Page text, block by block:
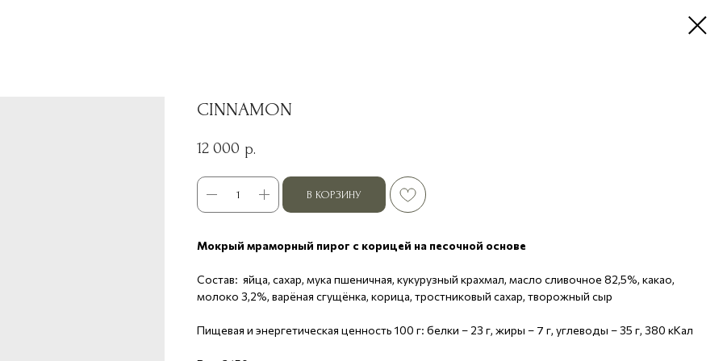
CINNAMON
12 000 р.
В КОРЗИНУ
Мокрый мраморный пирог с корицей на песочной основе
Состав: яйца, сахар, мука пшеничная, кукурузный крахмал, масло сливочное 82,5%, какао,
молоко 3,2%, варёная сгущёнка, корица, тростниковый сахар, творожный сыр
Пищевая и энергетическая ценность 100 г: белки – 23 г, жиры – 7 г, углеводы – 35 г, 380 кКал